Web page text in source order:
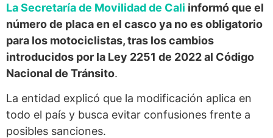
La Secretaría de Movilidad de Cali informó que el
número de placa en el casco ya no es obligatorio
para los motociclistas, tras los cambios
introducidos por la Ley 2251 de 2022 al Código
Nacional de Tránsito.
La entidad explicó que la modificación aplica en
todo el país y busca evitar confusiones frente a
posibles sanciones.